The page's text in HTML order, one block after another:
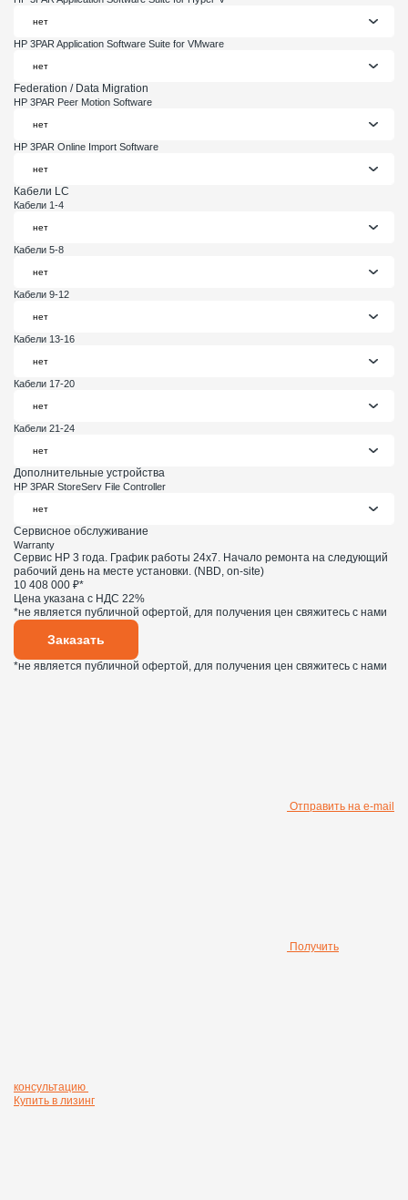
HP 3PAR Application Software Suite for VMware
Federation / Data Migration
HP 3PAR Peer Motion Software
HP 3PAR Online Import Software
Кабели LC
Кабели 1-4
Кабели 5-8
Кабели 9-12
Кабели 13-16
Кабели 17-20
Кабели 21-24
Дополнительные устройства
HP 3PAR StoreServ File Controller
Сервисное обслуживание
Warranty
Сервис HP 3 года. График работы 24х7. Начало ремонта на следующий
рабочий день на месте установки. (NBD, on-site)
10 408 000 ₽*
Цена указана с НДС 22%
*не является публичной офертой, для получения цен свяжитесь с нами
Заказать
*не является публичной офертой, для получения цен свяжитесь с нами
Отправить на e-mail
Получить
консультацию
Купить в лизинг